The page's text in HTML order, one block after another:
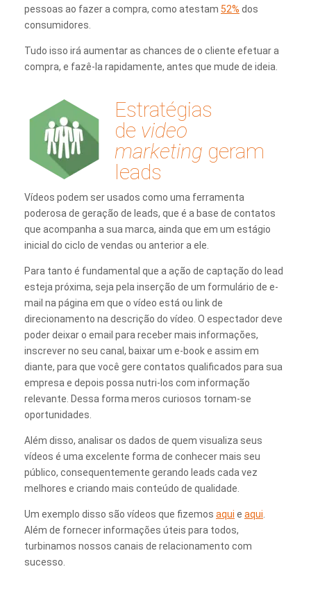
pessoas ao fazer a compra, como atestam 52% dos
consumidores.
Tudo isso irá aumentar as chances de o cliente efetuar a
compra, e fazê-la rapidamente, antes que mude de ideia.
Estratégias
de video
marketing geram
leads
Vídeos podem ser usados como uma ferramenta
poderosa de geração de leads, que é a base de contatos
que acompanha a sua marca, ainda que em um estágio
inicial do ciclo de vendas ou anterior a ele.
Para tanto é fundamental que a ação de captação do lead
esteja próxima, seja pela inserção de um formulário de e-
mail na página em que o vídeo está ou link de
direcionamento na descrição do vídeo. O espectador deve
poder deixar o email para receber mais informações,
inscrever no seu canal, baixar um e-book e assim em
diante, para que você gere contatos qualificados para sua
empresa e depois possa nutri-los com informação
relevante. Dessa forma meros curiosos tornam-se
oportunidades.
Além disso, analisar os dados de quem visualiza seus
vídeos é uma excelente forma de conhecer mais seu
público, consequentemente gerando leads cada vez
melhores e criando mais conteúdo de qualidade.
Um exemplo disso são vídeos que fizemos aqui e aqui.
Além de fornecer informações úteis para todos,
turbinamos nossos canais de relacionamento com
sucesso.